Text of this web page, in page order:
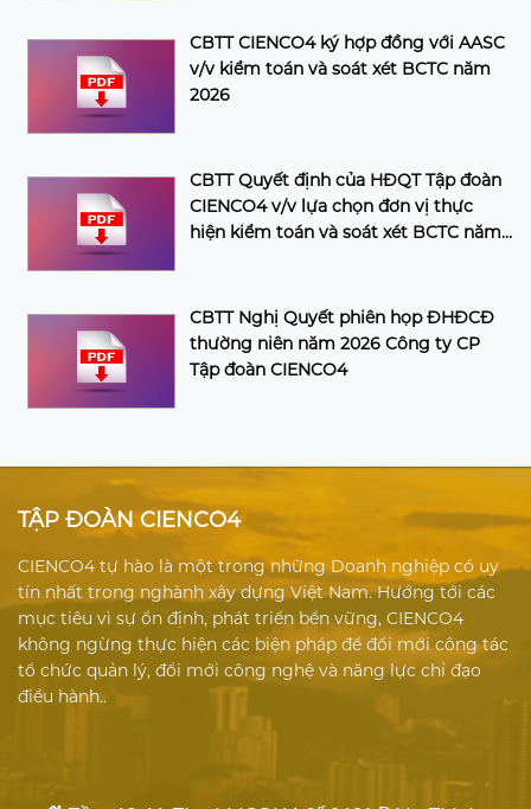
CBTT CIENCO4 ký hợp đồng với AASC
v/v kiểm toán và soát xét BCTC năm
2026
CBTT Quyết định của HĐQT Tập đoàn
CIENCO4 v/v lựa chọn đơn vị thực
hiện kiểm toán và soát xét BCTC năm
CBTT Nghị Quyết phiên họp ĐHĐCĐ
thường niên năm 2026 Công ty CP
Tập đoàn CIENCO4
TẬP ĐOÀN CIENCO4
CIENCO4 tự hào là một trong những Doanh nghiệp có uy
tín nhất trong nghành xây dựng Việt Nam. Hướng tới các
mục tiêu vì sự ổn định, phát triển bền vững, CIENCO4
không ngừng thực hiện các biện pháp để đổi mới công tác
tổ chức quản lý, đổi mới công nghệ và năng lực chỉ đạo
điều hành..